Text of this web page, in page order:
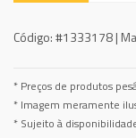
Código:#1333178 |
* Preços de produtos
* Imagem meramente
* Sujeito à